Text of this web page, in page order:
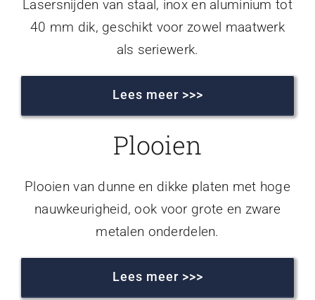
Lasersnijden van staal, inox en aluminium tot
40 mm dik, geschikt voor zowel maatwerk
als seriewerk.
Lees meer >>>
Plooien
Plooien van dunne en dikke platen met hoge
nauwkeurigheid, ook voor grote en zware
metalen onderdelen.
Lees meer >>>